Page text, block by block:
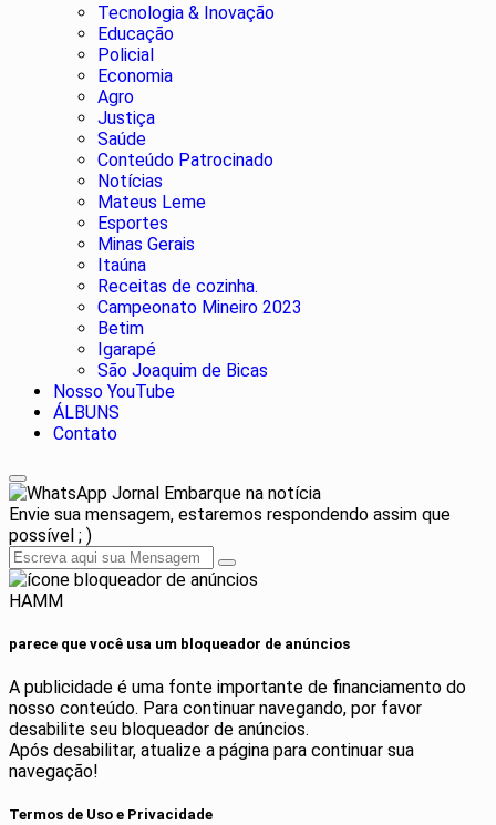
Tecnologia & Inovação
Educação
Policial
Economia
Agro
Justiça
Saúde
Conteúdo Patrocinado
Notícias
Mateus Leme
Esportes
Minas Gerais
Itaúna
Receitas de cozinha.
Campeonato Mineiro 2023
Betim
Igarapé
São Joaquim de Bicas
Nosso YouTube
ÁLBUNS
Contato
Jornal Embarque na notícia
Envie sua mensagem, estaremos respondendo assim que
possível ; )
HAMM
parece que você usa um bloqueador de anúncios
A publicidade é uma fonte importante de financiamento do
nosso conteúdo. Para continuar navegando, por favor
desabilite seu bloqueador de anúncios.
Após desabilitar, atualize a página para continuar sua
navegação!
Termos de Uso e Privacidade